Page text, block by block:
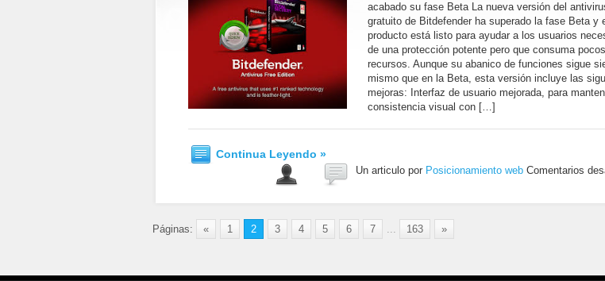
acabado su fase Beta La nueva versión del
gratuito de Bitdefender ha superado la fase Beta y
producto está listo para ayudar a los usuarios
de una protección potente pero que consuma pocos
recursos. Aunque su abanico de funciones sigue
mismo que en la Beta, esta versión incluye las
mejoras: Interfaz de usuario mejorada, para
consistencia visual con […]
Continua Leyendo »
Un articulo por Posicionamiento web Comentarios
Páginas: « 1 2 3 4 5 6 7 163 »